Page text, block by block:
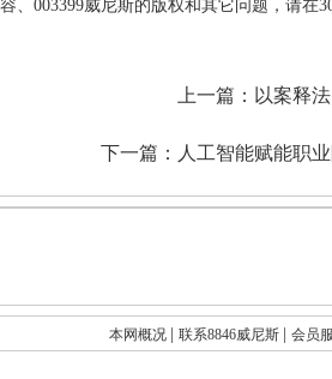
、003399威尼斯的版权和其它问题，请在
上一篇： 以案释
下一篇： 人工智能赋能职
本网概况 联系8846威尼斯 会员